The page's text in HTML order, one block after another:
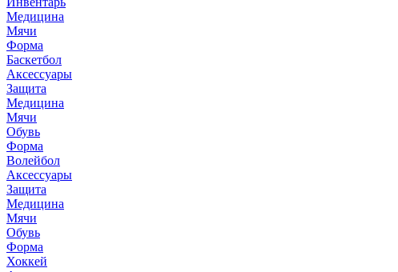
Медицина
Мячи
Форма
Баскетбол
Аксессуары
Защита
Медицина
Мячи
Обувь
Форма
Волейбол
Аксессуары
Защита
Медицина
Мячи
Обувь
Форма
Хоккей